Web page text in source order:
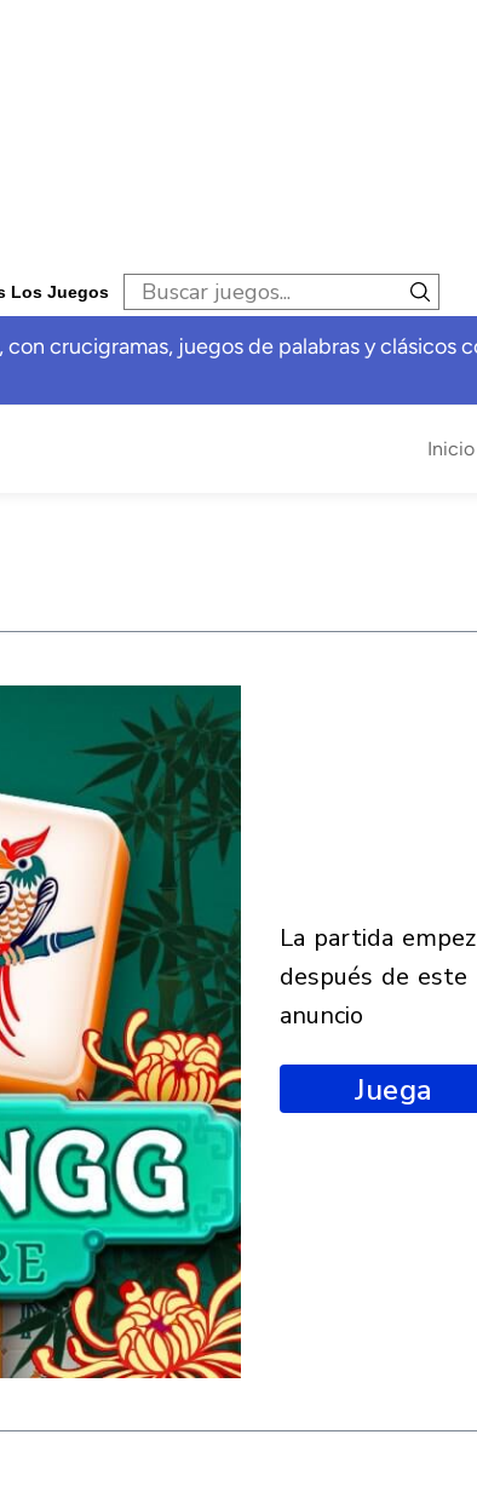
Los Juegos
crucigramas, juegos de palabras y clásicos
Inicio
la partida empezará
después de este
anuncio
Juega